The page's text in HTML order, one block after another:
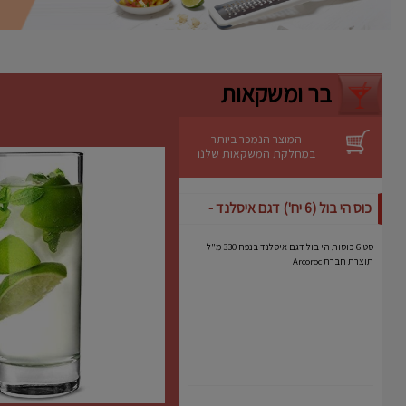
ניקוי קל– ניתן לשטיפה ידנית מהירה.
רגישים.
מבטיחה תוצאה מקצועית גם באפייה
ביתית.
בר ומשקאות
המוצר הנמכר ביותר
במחלקת המשקאות שלנו
כוס הי בול (6 יח') דגם איסלנד -
סט 6 כוסות הי בול דגם איסלנד בנפח 330 מ"ל
תוצרת חברת Arcoroc